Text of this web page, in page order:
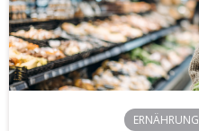
ERNÄHRUNG